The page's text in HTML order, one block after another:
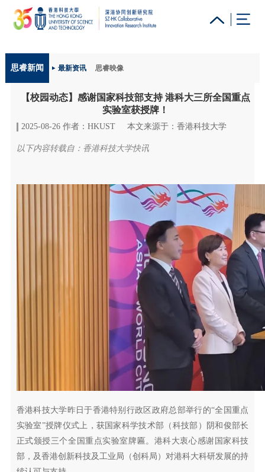
更多科大概览
科大新闻 学术部门索引
校园地图及指南 工作@科大 教授简录 认识科大
思睿新闻 最新资讯 思睿映像
【校园动态】感谢国家科技部支持 港科大三所全国重点
实验室获授牌！
2025-08-26 作者：HKUST 本文来源于：香港科技大学
以下内容转载自：香港科技大学快讯
香港科技大学昨日于香港特别行政区政府总部举行的“全国重点
实验室”授牌仪式上，获国家科学技术部（科技部）阴和俊部长
正式颁授三个全国重点实验室牌匾。港科大衷心感谢国家科技
部，及香港创新科技及工业局（创科局）对港科大科研发展的持